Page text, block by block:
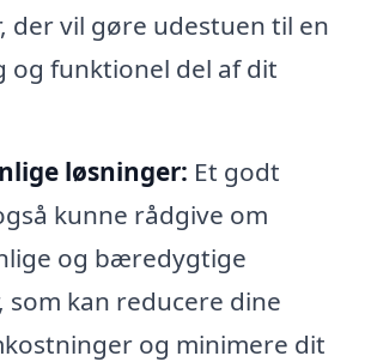
der vil gøre udestuen til en
og funktionel del af dit
løsninger: Et godt
kunne rådgive om
og bæredygtige
som kan reducere dine
og minimere dit